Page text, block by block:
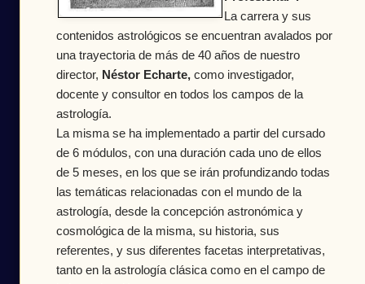
La carrera y sus
contenidos astrológicos se encuentran avalados por
una trayectoria de más de 40 años de nuestro
director, Néstor Echarte, como investigador,
docente y consultor en todos los campos de la
astrología.
La misma se ha implementado a partir del cursado
de 6 módulos, con una duración cada uno de ellos
de 5 meses, en los que se irán profundizando todas
las temáticas relacionadas con el mundo de la
astrología, desde la concepción astronómica y
cosmológica de la misma, su historia, sus
referentes, y sus diferentes facetas interpretativas,
tanto en la astrología clásica como en el campo de